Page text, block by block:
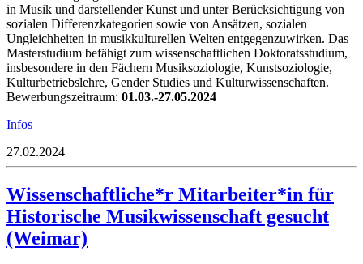
in Musik und darstellender Kunst und unter Berücksichtigung von
sozialen Differenzkategorien sowie von Ansätzen, sozialen
Ungleichheiten in musikkulturellen Welten entgegenzuwirken. Das
Masterstudium befähigt zum wissenschaftlichen Doktoratsstudium,
insbesondere in den Fächern Musiksoziologie, Kunstsoziologie,
Kulturbetriebslehre, Gender Studies und Kulturwissenschaften.
Bewerbungszeitraum: 01.03.-27.05.2024
Infos
27.02.2024
Wissenschaftliche*r Mitarbeiter*in für
Historische Musikwissenschaft gesucht
(Weimar)